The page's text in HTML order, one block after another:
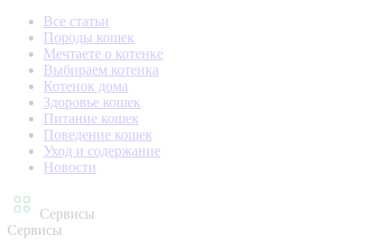
Все статьи
Породы кошек
Мечтаете о котенке
Выбираем котенка
Котенок дома
Здоровье кошек
Питание кошек
Поведение кошек
Уход и содержание
Новости
Сервисы
Сервисы